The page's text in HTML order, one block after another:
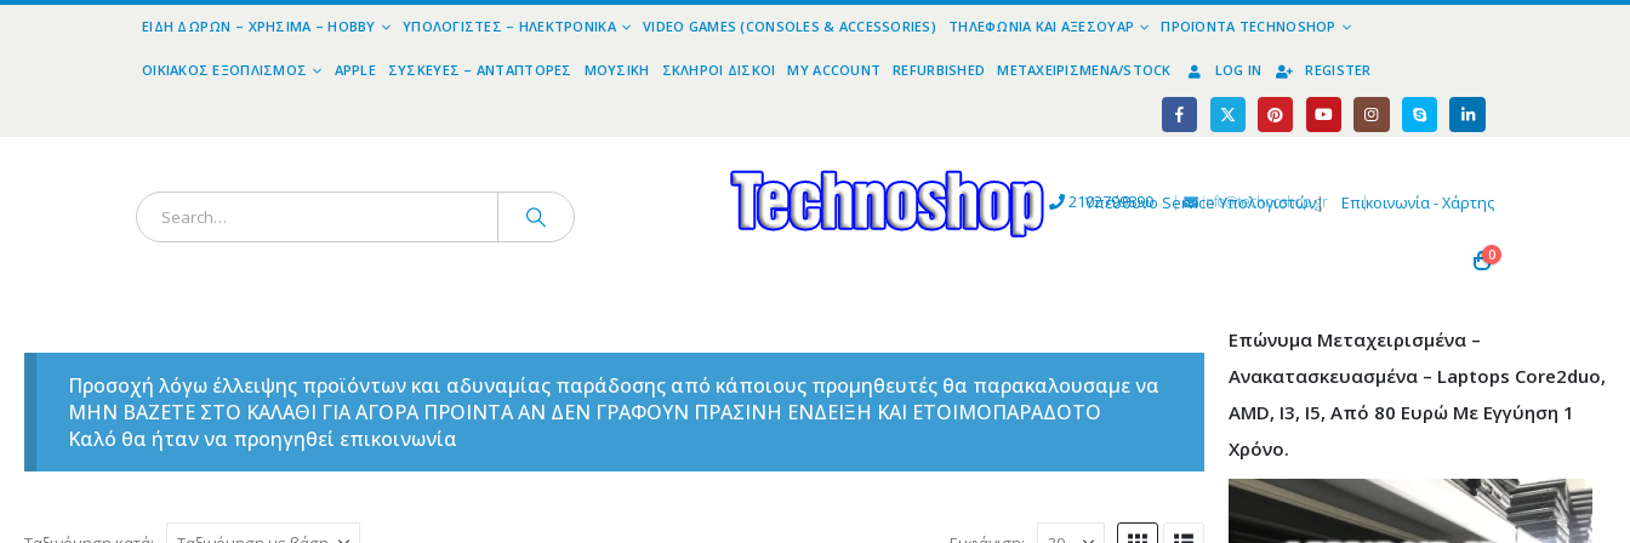
ΕΊΔΗ ΔΏΡΩΝ – ΧΡΉΣΙΜΑ – HOBBY ΥΠΟΛΟΓΙΣΤΈΣ – ΗΛΕΚΤΡΟΝΙΚΆ VIDEO GAMES (CONSOLES & ACCESSORIES) ΤΗΛΕΦΩΝΊΑ ΚΑΙ ΑΞΕΣΟΥΆΡ ΠΡΟΪΌΝΤΑ TECHNOSHOP
ΟΙΚΙΑΚΌΣ ΕΞΟΠΛΙΣΜΌΣ APPLE ΣΥΣΚΕΥΈΣ – ΑΝΤΆΠΤΟΡΕΣ ΜΟΥΣΙΚΉ ΣΚΛΗΡΟΊ ΔΊΣΚΟΙ MY ACCOUNT REFURBISHED ΜΕΤΑΧΕΙΡΙΣΜΈΝΑ/STOCK LOG IN REGISTER
2102799890 | info@technoshop,gr |
Υπεύθυνο Service Υπολογιστών| Επικοινωνία - Χάρτης
0
Προσοχή λόγω έλλειψης προϊόντων και αδυναμίας παράδοσης από κάποιους προμηθευτές θα παρακαλουσαμε να
ΜΗΝ ΒΑΖΕΤΕ ΣΤΟ ΚΑΛΑΘΙ ΓΙΑ ΑΓΟΡΑ ΠΡΟΙΝΤΑ ΑΝ ΔΕΝ ΓΡΑΦΟΥΝ ΠΡΑΣΙΝΗ ΕΝΔΕΙΞΗ ΚΑΙ ΕΤΟΙΜΟΠΑΡΑΔΟΤΟ
Καλό θα ήταν να προηγηθεί επικοινωνία
Επώνυμα Μεταχειρισμένα –
Ανακατασκευασμένα – Laptops Core2duo,
AMD, I3, I5, Από 80 Ευρώ Με Εγγύηση 1
Χρόνο.